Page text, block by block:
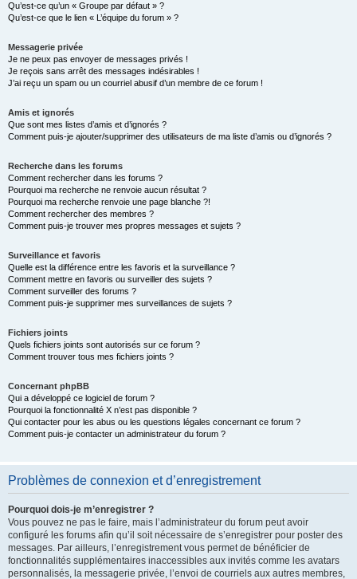
Qu’est-ce qu’un « Groupe par défaut » ?
Qu’est-ce que le lien « L’équipe du forum » ?
Messagerie privée
Je ne peux pas envoyer de messages privés !
Je reçois sans arrêt des messages indésirables !
J’ai reçu un spam ou un courriel abusif d’un membre de ce forum !
Amis et ignorés
Que sont mes listes d’amis et d’ignorés ?
Comment puis-je ajouter/supprimer des utilisateurs de ma liste d’amis ou d’ignorés ?
Recherche dans les forums
Comment rechercher dans les forums ?
Pourquoi ma recherche ne renvoie aucun résultat ?
Pourquoi ma recherche renvoie une page blanche ?!
Comment rechercher des membres ?
Comment puis-je trouver mes propres messages et sujets ?
Surveillance et favoris
Quelle est la différence entre les favoris et la surveillance ?
Comment mettre en favoris ou surveiller des sujets ?
Comment surveiller des forums ?
Comment puis-je supprimer mes surveillances de sujets ?
Fichiers joints
Quels fichiers joints sont autorisés sur ce forum ?
Comment trouver tous mes fichiers joints ?
Concernant phpBB
Qui a développé ce logiciel de forum ?
Pourquoi la fonctionnalité X n’est pas disponible ?
Qui contacter pour les abus ou les questions légales concernant ce forum ?
Comment puis-je contacter un administrateur du forum ?
Problèmes de connexion et d’enregistrement
Pourquoi dois-je m’enregistrer ?
Vous pouvez ne pas le faire, mais l’administrateur du forum peut avoir
configuré les forums afin qu’il soit nécessaire de s’enregistrer pour poster des
messages. Par ailleurs, l’enregistrement vous permet de bénéficier de
fonctionnalités supplémentaires inaccessibles aux invités comme les avatars
personnalisés, la messagerie privée, l’envoi de courriels aux autres membres,